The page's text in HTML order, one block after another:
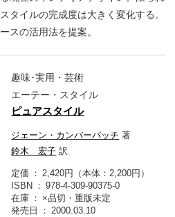
タイルの完成度は大きく変化する。
スの活用法を提案。
趣味･実用・芸術
エーテー・スタイル
ピュアスタイル
ジェーン・カンバーバッチ 著
鈴木 宏子 訳
定価
2,420円（本体：2,200円）
ISBN
978-4-309-90375-0
在庫
×品切・重版未定
発売日
2000.03.10